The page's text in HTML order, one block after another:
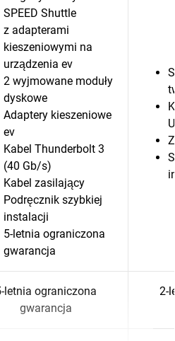
SPEED Shuttle
z adapterami
kieszeniowymi na
urządzenia ev
2 wyjmowane moduły
dyskowe
Adaptery kieszeniowe
ev
Kabel Thunderbolt 3
(40 Gb/s)
Kabel zasilający
Podręcznik szybkiej
instalacji
5-letnia ograniczona
gwarancja
letnia ograniczona
gwarancja
2-